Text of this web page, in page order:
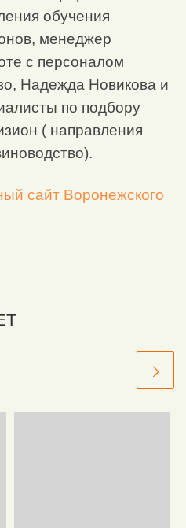
обучения
менеджер
с персоналом
Надежда Новикова и
по подбору
( направления
сайт Воронежского